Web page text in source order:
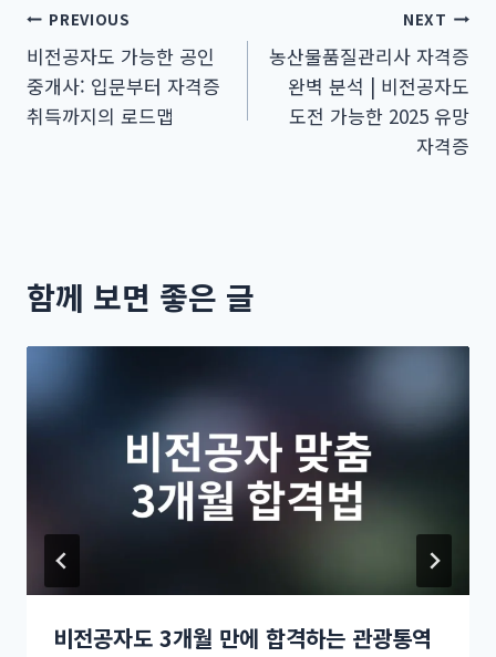
글
탐
색
PREVIOUS
비전공자도 가능한 공인
중개사: 입문부터 자격증
취득까지의 로드맵
NEXT
농산물품질관리사 자격증
완벽 분석 | 비전공자도
도전 가능한 2025 유망
자격증
함께 보면 좋은 글
비전공자도 3개월 만에 합격하는 관광통역